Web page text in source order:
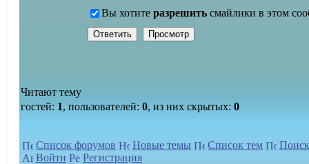
Вы хотите разрешить смайлики в этом
Читают тему
гостей: 1, пользователей: 0, из них скрытых: 0
Список форумов Новые темы Список тем
Войти
Регистрация